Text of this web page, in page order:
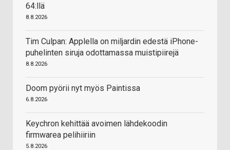
64:llä
8.8.2026
Tim Culpan: Applella on miljardin edestä iPhone-
puhelinten siruja odottamassa muistipiirejä
8.8.2026
Doom pyörii nyt myös Paintissa
6.8.2026
Keychron kehittää avoimen lähdekoodin
firmwarea pelihiiriin
5.8.2026